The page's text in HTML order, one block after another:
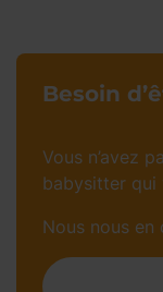
Besoin
Vous n’avez
babysitter qui
Nous nous